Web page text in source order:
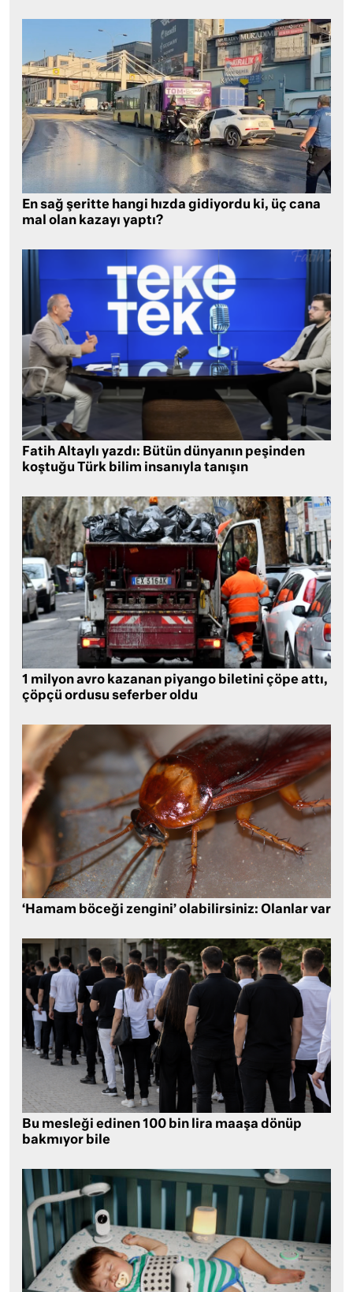
En sağ şeritte hangi hızda gidiyordu ki, üç cana
mal olan kazayı yaptı?
Fatih Altaylı yazdı: Bütün dünyanın peşinden
koştuğu Türk bilim insanıyla tanışın
1 milyon avro kazanan piyango biletini çöpe attı,
çöpçü ordusu seferber oldu
‘Hamam böceği zengini’ olabilirsiniz: Olanlar var
Bu mesleği edinen 100 bin lira maaşa dönüp
bakmıyor bile